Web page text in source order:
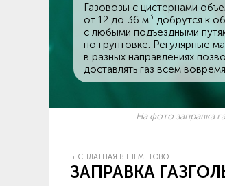
Газовозы с цистернами
от 12 до 36 м3 добрутся к
c любыми подъездными
по грунтовке. Регулярные
в разных направлениях
доставлять газ всем
На фото заправка
БЕСПЛАТНАЯ В ШЕМЕТОВО
ЗАПРАВКА